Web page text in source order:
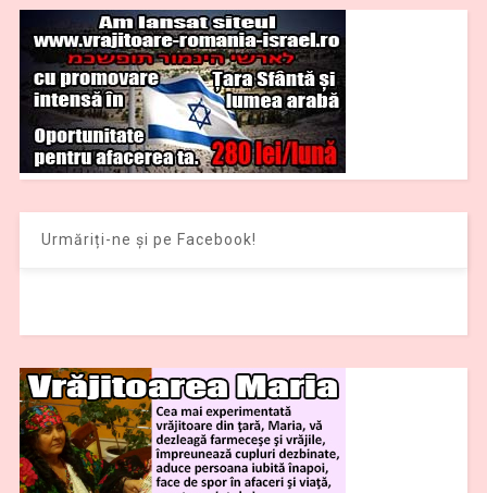
Urmăriți-ne și pe Facebook!